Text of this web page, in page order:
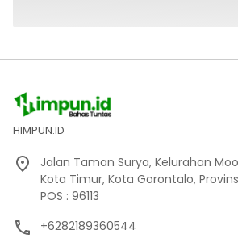
HIMPUN.ID
Jalan Taman Surya, Kelurahan
Kota Timur, Kota Gorontalo,
POS : 96113
+6282189360544